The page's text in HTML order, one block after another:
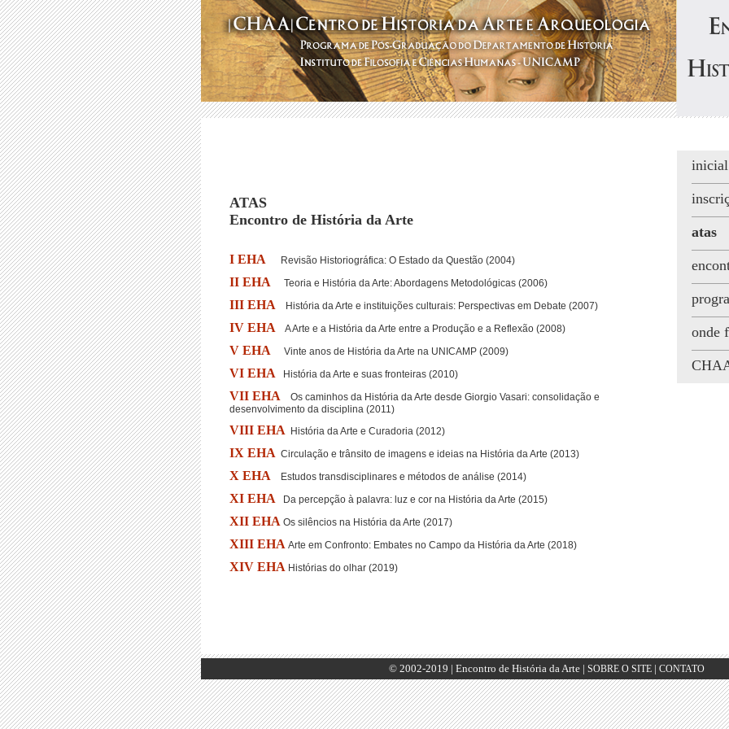
ATAS
Encontro de História da Arte
I EHA Revisão Historiográfica: O Estado da Questão (2004)
II EHA Teoria e História da Arte: Abordagens Metodológicas (2006)
III EHA História da Arte e instituições culturais: Perspectivas em Debate (2007)
IV EHA A Arte e a História da Arte entre a Produção e a Reflexão (2008)
V EHA Vinte anos de História da Arte na UNICAMP (2009)
VI EHA História da Arte e suas fronteiras (2010)
VII EHA
Os caminhos da História da Arte desde Giorgio Vasari: consolidação e
desenvolvimento da disciplina (2011)
VIII EHA História da Arte e Curadoria (2012)
IX EHA Circulação e trânsito de imagens e ideias na História da Arte (2013)
X EHA Estudos transdisciplinares e métodos de análise (2014)
XI EHA Da percepção à palavra: luz e cor na História da Arte (2015)
XII EHA Os silêncios na História da Arte (2017)
XIII EHA Arte em Confronto: Embates no Campo da História da Arte (2018)
XIV EHA Histórias do olhar (2019)
inicial
atas
onde
© 2002-2019 | Encontro de História da Arte | SOBRE O SITE | CONTATO